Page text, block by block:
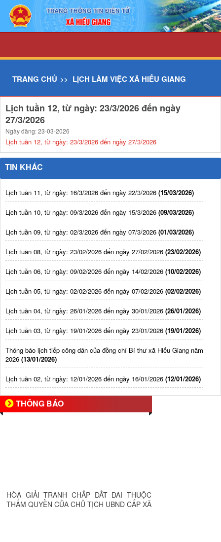
Chi tiết tin - UBND xã Hiếu Giang
TRANG CHỦ LỊCH LÀM VIỆC XÃ HIẾU GIANG
Lịch tuần 12, từ ngày: 23/3/2026 đến ngày
27/3/2026
Ngày đăng: 23-03-2026
Lịch tuần 12, từ ngày: 23/3/2026 đến ngày 27/3/2026
TIN KHÁC
Lịch tuần 11, từ ngày: 16/3/2026 đến ngày 22/3/2026 (15/03/2026)
Lịch tuần 10, từ ngày: 09/3/2026 đến ngày 15/3/2026 (09/03/2026)
Lịch tuần 09, từ ngày: 02/3/2026 đến ngày 07/3/2026 (01/03/2026)
Lịch tuần 08, từ ngày: 23/02/2026 đến ngày 27/02/2026 (23/02/2026)
Lịch tuần 06, từ ngày: 09/02/2026 đến ngày 14/02/2026 (10/02/2026)
Lịch tuần 05, từ ngày: 02/02/2026 đến ngày 07/02/2026 (02/02/2026)
Lịch tuần 04, từ ngày: 26/01/2026 đến ngày 30/01/2026 (26/01/2026)
Lịch tuần 03, từ ngày: 19/01/2026 đến ngày 23/01/2026 (19/01/2026)
Thông báo lịch tiếp công dân của đồng chí Bí thư xã Hiếu Giang năm
2026 (13/01/2026)
Lịch tuần 02, từ ngày: 12/01/2026 đến ngày 16/01/2026 (12/01/2026)
THÔNG BÁO
HÒA GIẢI TRANH CHẤP ĐẤT ĐAI THUỘC
THẨM QUYỀN CỦA CHỦ TỊCH UBND CẤP XÃ